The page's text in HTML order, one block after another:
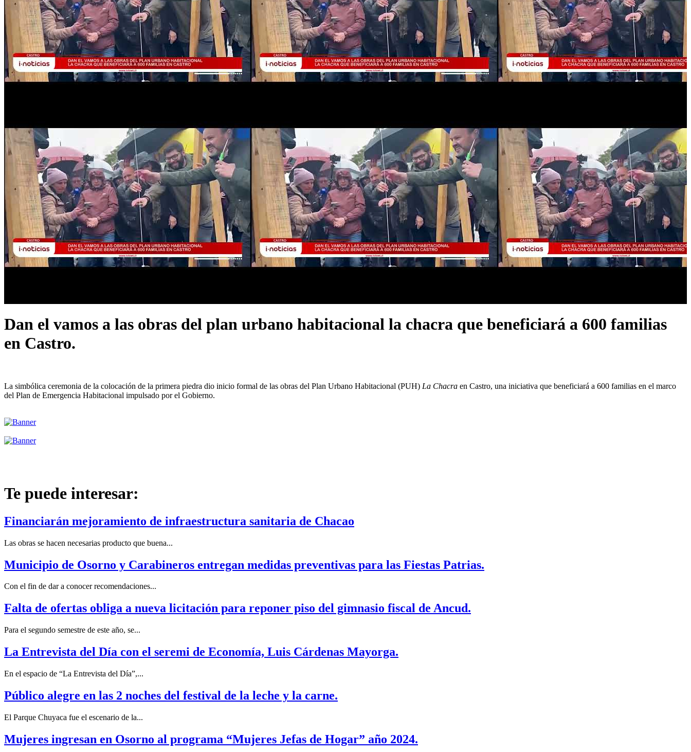
Dan el vamos a las obras del plan urbano habitacional la chacra que beneficiará a 600 familias
en Castro.
La simbólica ceremonia de la colocación de la primera piedra dio inicio formal de las obras del Plan Urbano Habitacional (PUH) La Chacra en Castro, una iniciativa que beneficiará a 600 familias en el marco
del Plan de Emergencia Habitacional impulsado por el Gobierno.
Te puede interesar:
Financiarán mejoramiento de infraestructura sanitaria de Chacao
Las obras se hacen necesarias producto que buena...
Municipio de Osorno y Carabineros entregan medidas preventivas para las Fiestas Patrias.
Con el fin de dar a conocer recomendaciones...
Falta de ofertas obliga a nueva licitación para reponer piso del gimnasio fiscal de Ancud.
Para el segundo semestre de este año, se...
La Entrevista del Día con el seremi de Economía, Luis Cárdenas Mayorga.
En el espacio de “La Entrevista del Día”,...
Público alegre en las 2 noches del festival de la leche y la carne.
El Parque Chuyaca fue el escenario de la...
Mujeres ingresan en Osorno al programa “Mujeres Jefas de Hogar” año 2024.